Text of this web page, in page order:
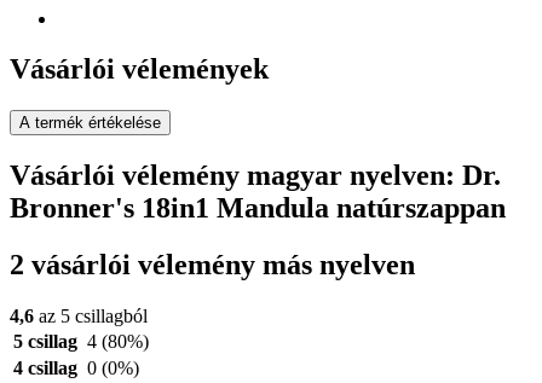
Vásárlói vélemények
A termék értékelése
Vásárlói vélemény magyar nyelven: Dr.
Bronner's 18in1 Mandula natúrszappan
2 vásárlói vélemény más nyelven
4,6 az 5 csillagból
5 csillag 4 (80%)
4 csillag 0 (0%)